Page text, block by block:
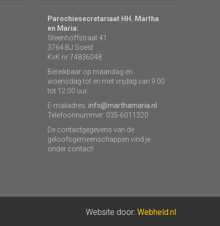
Parochiesecretariaat HH. Martha
en Maria:
Steenhoffstraat 41
3764 BJ Soest
KvK nr 74836048
Bereikbaar op maandag en
woensdag tot en met vrijdag van 9.00
tot 12.00 uur.
E-mailadres: info@marthamaria.nl
Telefoonnummer: 035-6011320
De contactgegevens van de
geloofsgemeenschappen vind je
onder contact!
Website door: Webheld.nl